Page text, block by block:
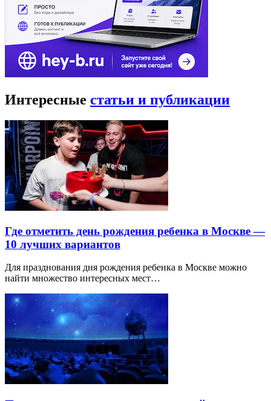
Интересные статьи и публикации
Где отметить день рождения ребенка в Москве —
10 лучших вариантов
Для празднования дня рождения ребенка в Москве можно
найти множество интересных мест…